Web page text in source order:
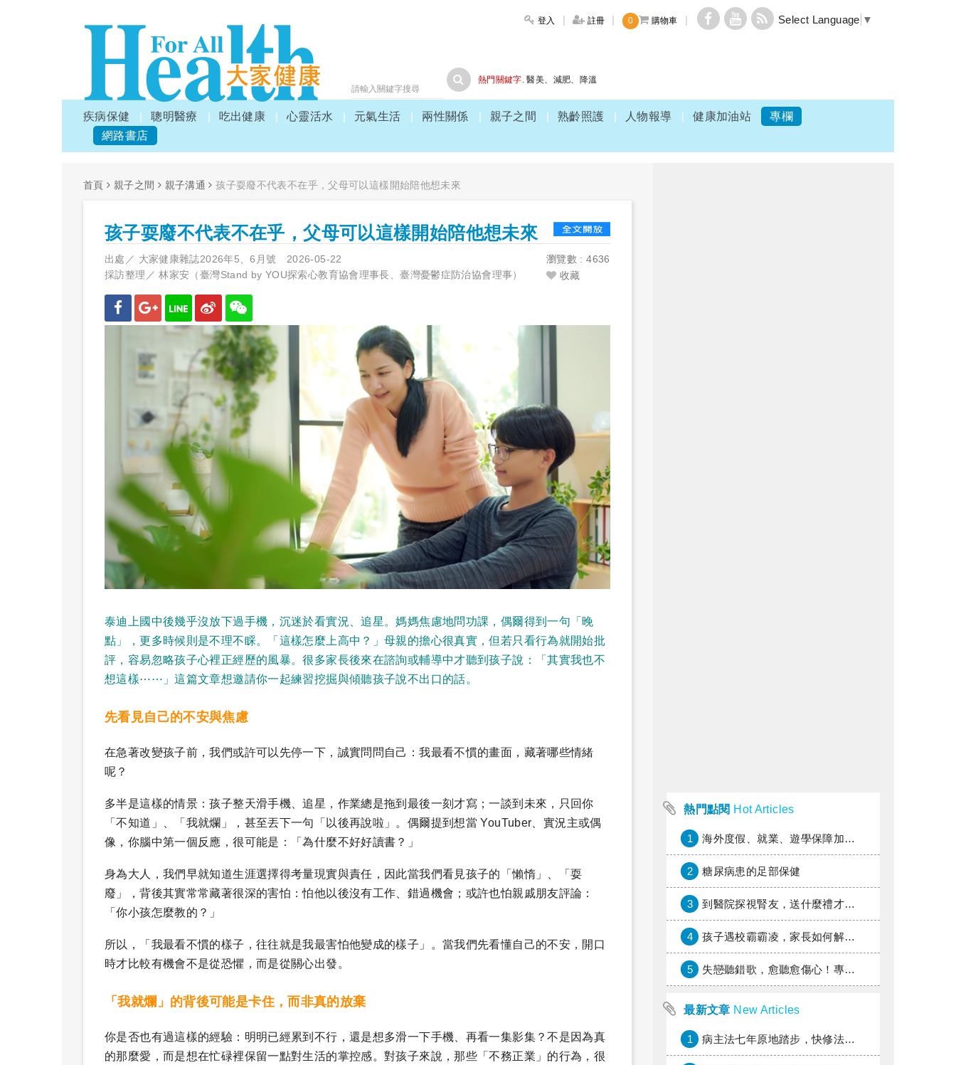
登入 註冊 0 購物車 Select Language ▼
熱門關鍵字. 醫美、 減肥、 降溫
疾病保健 聰明醫療 吃出健康 心靈活水 元氣生活 兩性關係 親子之間 熟齡照護 人物報導 健康加油站
專欄
網路書店
首頁 親子之間 親子溝通 孩子耍廢不代表不在乎，父母可以這樣開始陪他想未來
孩子耍廢不代表不在乎，父母可以這樣開始陪他想未來
出處／ 大家健康雜誌2026年5、6月號 2026-05-22
採訪整理／ 林家安（臺灣Stand by YOU探索心教育協會理事長、臺灣憂鬱症防治協會理事）
瀏覽數 : 4636
收藏
泰迪上國中後幾乎沒放下過手機，沉迷於看實況、追星。媽媽焦慮地問功課，偶爾得到一句「晚
點」，更多時候則是不理不睬。「這樣怎麼上高中？」母親的擔心很真實，但若只看行為就開始批
評，容易忽略孩子心裡正經歷的風暴。很多家長後來在諮詢或輔導中才聽到孩子說：「其實我也不
想這樣⋯⋯」這篇文章想邀請你一起練習挖掘與傾聽孩子說不出口的話。
先看見自己的不安與焦慮
在急著改變孩子前，我們或許可以先停一下，誠實問問自己：我最看不慣的畫面，藏著哪些情緒
呢？
多半是這樣的情景：孩子整天滑手機、追星，作業總是拖到最後一刻才寫；一談到未來，只回你
「不知道」、「我就爛」，甚至丟下一句「以後再說啦」。偶爾提到想當 YouTuber、實況主或偶
像，你腦中第一個反應，很可能是：「為什麼不好好讀書？」
身為大人，我們早就知道生涯選擇得考量現實與責任，因此當我們看見孩子的「懶惰」、「耍
廢」，背後其實常常藏著很深的害怕：怕他以後沒有工作、錯過機會；或許也怕親戚朋友評論：
「你小孩怎麼教的？」
所以，「我最看不慣的樣子，往往就是我最害怕他變成的樣子」。當我們先看懂自己的不安，開口
時才比較有機會不是從恐懼，而是從關心出發。
「我就爛」的背後可能是卡住，而非真的放棄
你是否也有過這樣的經驗：明明已經累到不行，還是想多滑一下手機、再看一集影集？不是因為真
的那麼愛，而是想在忙碌裡保留一點對生活的掌控感。對孩子來說，那些「不務正業」的行為，很
熱門點閱 Hot Articles
1 海外度假、就業、遊學保障加倍，富邦產險「一期逐夢」專案加碼遠距醫療與緊急救援
2 糖尿病患的足部保健
3 到醫院探視腎友，送什麼禮才好？
4 孩子遇校霸霸凌，家長如何解圍？
5 失戀聽錯歌，愈聽愈傷心！專家教你挑對療傷情歌
最新文章 New Articles
1 病主法七年原地踏步，快修法讓病人自主決定善終